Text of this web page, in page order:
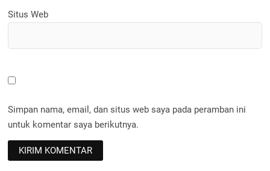
Situs Web
Simpan nama, email, dan situs web saya pada peramban ini
untuk komentar saya berikutnya.